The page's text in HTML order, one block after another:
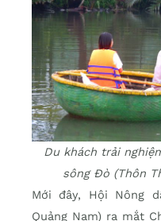
Du khách trải
sông Đò (Thôn
Mới đây, Hội Nông
Quảng Nam) ra mắt